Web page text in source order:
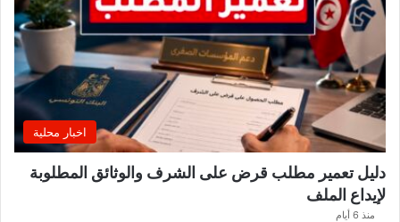
ع
و
ذ
ه
ق
ط
اخبار محلية
دليل تعمير مطلب قرض على الشرف والوثائق المطلوبة
لإيداع الملف
منذ 6 أيام